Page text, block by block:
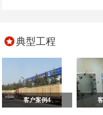
典型工程
客户案例4